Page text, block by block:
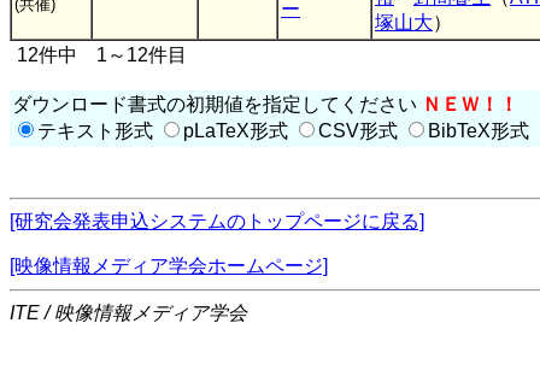
(共催)
ー
塚山大）
12件中 1～12件目
ダウンロード書式の初期値を指定してください ＮＥＷ！！
テキスト形式
pLaTeX形式 CSV形式 BibTeX形式
[研究会発表申込システムのトップページに戻る]
[映像情報メディア学会ホームページ]
ITE / 映像情報メディア学会